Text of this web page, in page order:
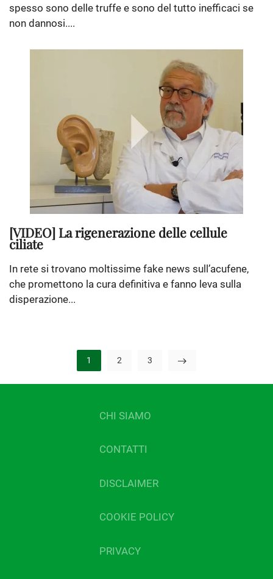
spesso sono delle truffe e sono del tutto inefficaci se
non dannosi....
[VIDEO] La rigenerazione delle cellule
ciliate
In rete si trovano moltissime fake news sull’acufene,
che promettono la cura definitiva e fanno leva sulla
disperazione...
1 2 3
CHI SIAMO
CONTATTI
DISCLAIMER
COOKIE POLICY
PRIVACY